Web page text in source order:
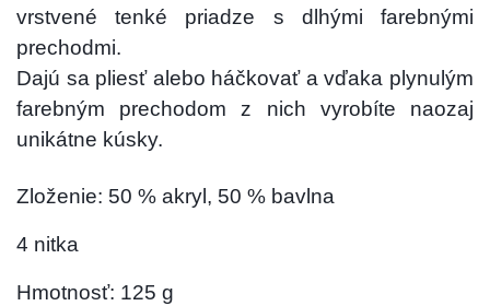
vrstvené tenké priadze s dlhými farebnými
prechodmi.
Dajú sa pliesť alebo háčkovať a vďaka plynulým
farebným prechodom z nich vyrobíte naozaj
unikátne kúsky.
Zloženie: 50 % akryl, 50 % bavlna
4 nitka
Hmotnosť: 125 g